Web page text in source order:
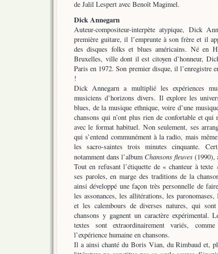
de Jalil Lespert avec Benoît Magimel.
Dick Annegarn
Auteur-compositeur-interpète atypique, Dick
première guitare, il l’emprunte à son frère et il
des disques folks et blues américains. Né en
Bruxelles, ville dont il est citoyen d’honneur,
Paris en 1972. Son premier disque, il l’enregistre
!
Dick Annegarn a multiplié les expériences
musiciens d’horizons divers. Il explore les
blues, de la musique ethnique, voire d’une
chansons qui n’ont plus rien de confortable et qui
avec le format habituel. Non seulement, ses
qui s’entend communément à la radio, mais
les sacro-saintes trois minutes cinquante.
notamment dans l’album Chansons fleuves (1990),
Tout en refusant l’étiquette de « chanteur à
ses paroles, en marge des traditions de la
ainsi développé une façon très personnelle de
les assonances, les allitérations, les
et les calembours de diverses natures, qui
chansons y gagnent un caractère expérimental.
textes sont extraordinairement variés,
l’expérience humaine en chansons.
Il a ainsi chanté du Boris Vian, du Rimbaud et,